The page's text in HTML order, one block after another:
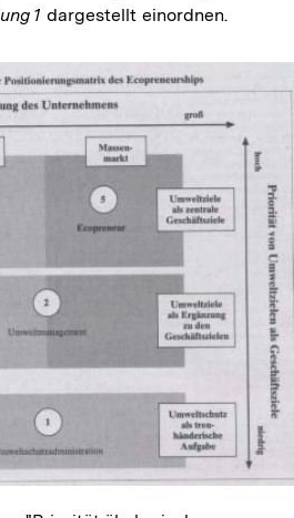
1 dargestellt einordnen.
In
Lightbox
öffnen